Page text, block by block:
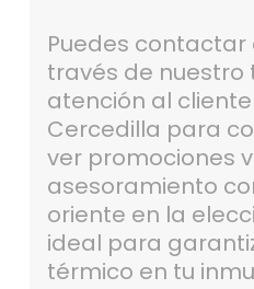
Puedes contactar
través de nuestro
atención al
Cercedilla para
ver promociones
asesoramiento
oriente en la
ideal para
térmico en tu